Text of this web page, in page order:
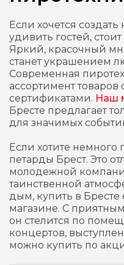
Если хочется
удивить гостей,
Яркий, красочный
станет украшением
Современная
ассортимент
сертификатами. Наш
Бресте предлагает
для значимых
Если хотите немного
петарды Брест. Это
молодежной
таинственной
дым, купить в
магазине. С
он стелится по
концертов,
можно купить по